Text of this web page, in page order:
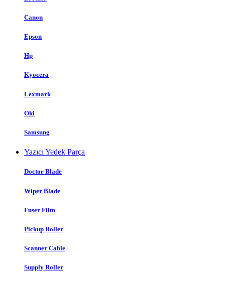
Canon
Epson
Hp
Kyocera
Lexmark
Oki
Samsung
Yazıcı Yedek Parça
Doctor Blade
Wiper Blade
Fuser Film
Pickup Roller
Scanner Cable
Supply Roller